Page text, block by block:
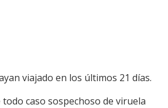
viajado en los últimos 21 días.
caso sospechoso de viruela